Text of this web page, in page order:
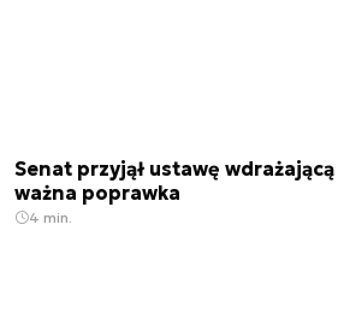
Senat przyjął ustawę wdrażającą
ważna poprawka
4 min.